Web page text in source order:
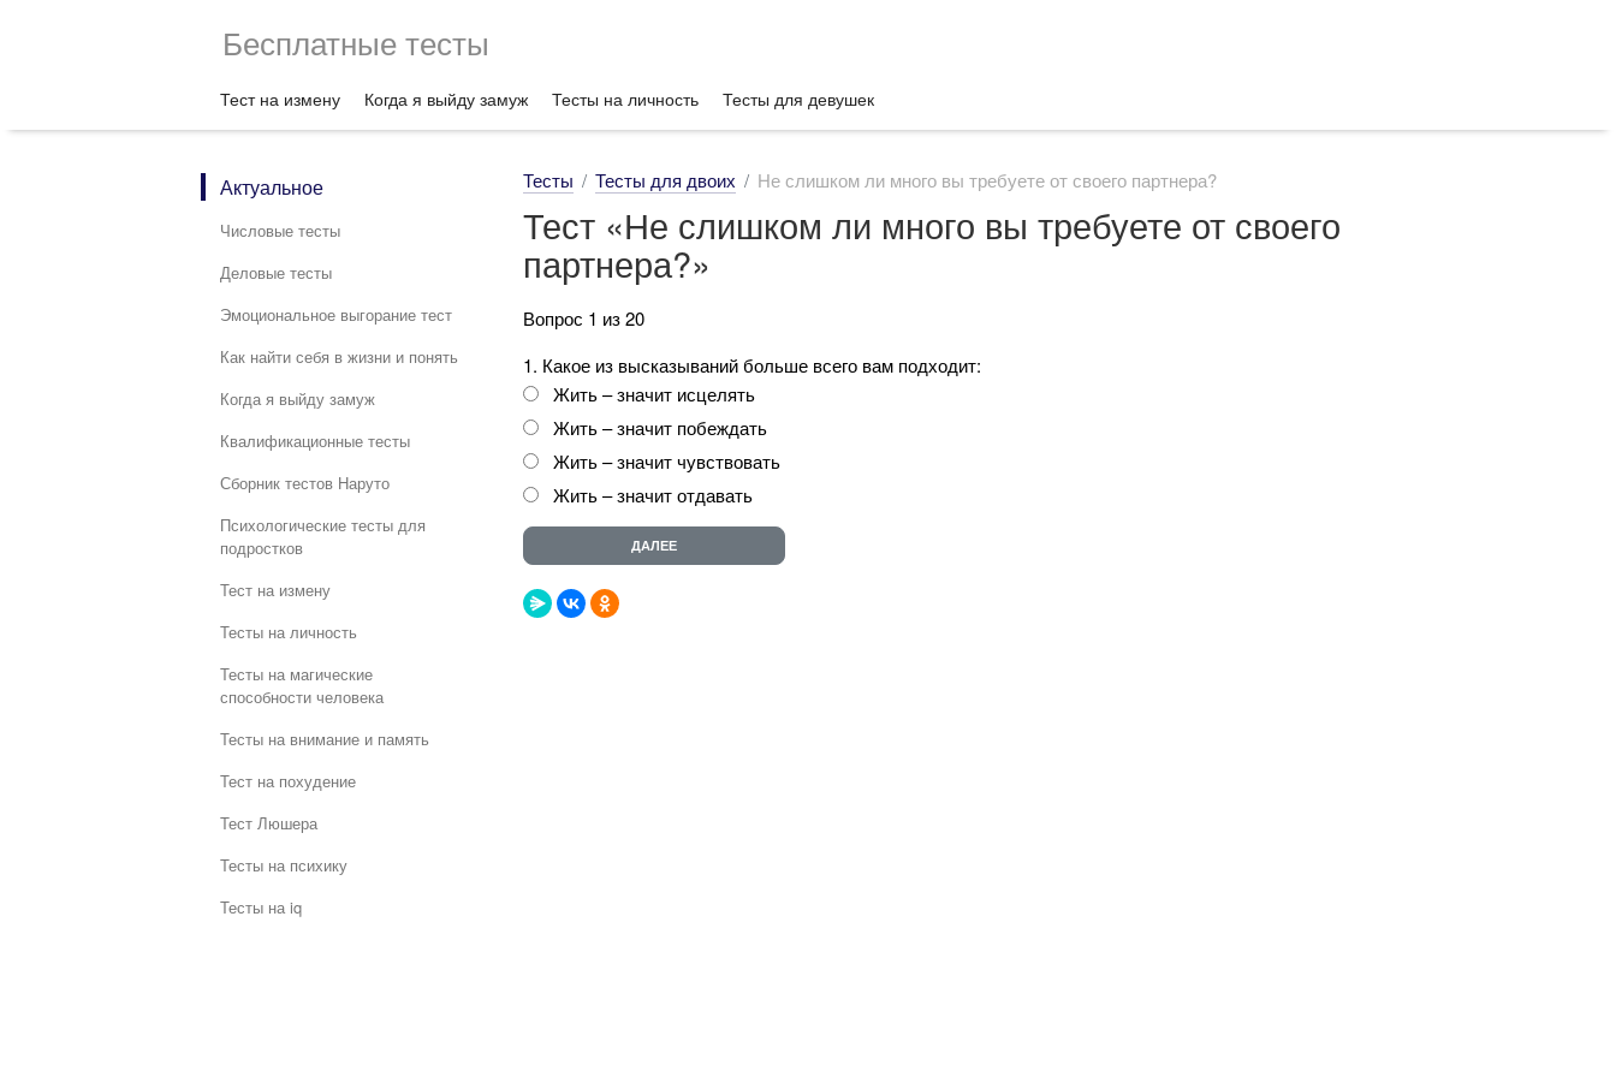
Бесплатные тесты
Тест на измену Когда я выйду замуж Тесты на личность Тесты для девушек
Актуальное
Числовые тесты
Деловые тесты
Эмоциональное выгорание тест
Как найти себя в жизни и понять
Когда я выйду замуж
Квалификационные тесты
Сборник тестов Наруто
Психологические тесты для
подростков
Тест на измену
Тесты на личность
Тесты на магические
способности человека
Тесты на внимание и память
Тест на похудение
Тест Люшера
Тесты на психику
Тесты на iq
Тесты Тесты для двоих Не слишком ли много вы требуете от своего партнера?
Тест «Не слишком ли много вы требуете от своего
партнера?»
Вопрос 1 из 20
1. Какое из высказываний больше всего вам подходит:
Жить – значит исцелять
Жить – значит побеждать
Жить – значит чувствовать
Жить – значит отдавать